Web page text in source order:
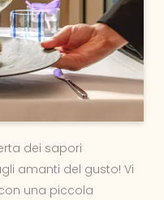
dei sapori
amanti del gusto! Vi
una piccola